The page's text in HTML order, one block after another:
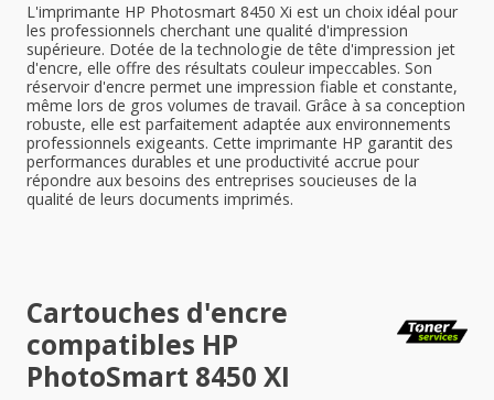
L'imprimante HP Photosmart 8450 Xi est un choix idéal pour
les professionnels cherchant une qualité d'impression
supérieure. Dotée de la technologie de tête d'impression jet
d'encre, elle offre des résultats couleur impeccables. Son
réservoir d'encre permet une impression fiable et constante,
même lors de gros volumes de travail. Grâce à sa conception
robuste, elle est parfaitement adaptée aux environnements
professionnels exigeants. Cette imprimante HP garantit des
performances durables et une productivité accrue pour
répondre aux besoins des entreprises soucieuses de la
qualité de leurs documents imprimés.
Cartouches d'encre
compatibles HP
PhotoSmart 8450 XI